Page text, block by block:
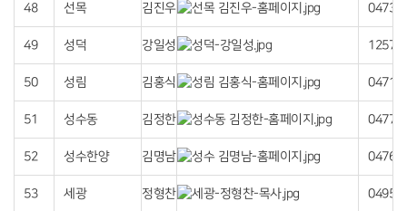
48 선목 김진우 04736
49 성덕 강일성 12576
50 성림 김홍식 04710
51 성수동 김정한 04775
52 성수한양 김명남 04768
53 세광 정형찬 04954